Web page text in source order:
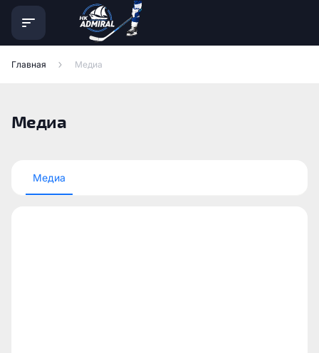
Главная Медиа
Медиа
Медиа